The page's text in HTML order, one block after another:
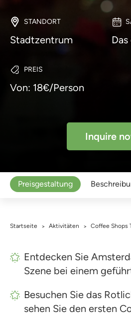
STANDORT
Stadtzentrum
PREIS
Von: 18€/Person
Inquire
Preisgestaltung
Startseite > Aktivitäten > Coffee Shops
Entdecken Sie
Szene bei einem
Besuchen Sie das
sehen Sie den ersten